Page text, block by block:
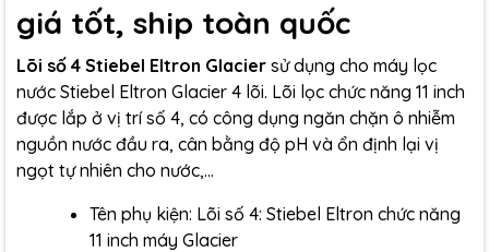
giá tốt, ship toàn quốc
Lõi số 4 Stiebel Eltron Glacier sử dụng cho máy lọc
nước Stiebel Eltron Glacier 4 lõi. Lõi lọc chức năng 11 inch
được lắp ở vị trí số 4, có công dụng ngăn chặn ô nhiễm
nguồn nước đầu ra, cân bằng độ pH và ổn định lại vị
ngọt tự nhiên cho nước,...
Tên phụ kiện: Lõi số 4: Stiebel Eltron chức năng
11 inch máy Glacier